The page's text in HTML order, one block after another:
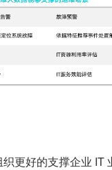
更好的支撑企业 IT